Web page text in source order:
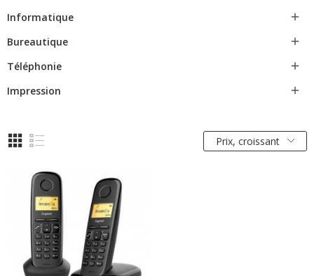
Informatique 
Bureautique 
Téléphonie 
Impression 
Prix, croissant